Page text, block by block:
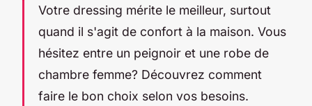
Votre dressing mérite le meilleur, surtout
quand il s'agit de confort à la maison. Vous
hésitez entre un peignoir et une robe de
chambre femme? Découvrez comment
faire le bon choix selon vos besoins.